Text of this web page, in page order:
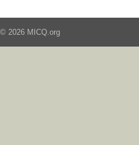
© 2026 MICQ.org